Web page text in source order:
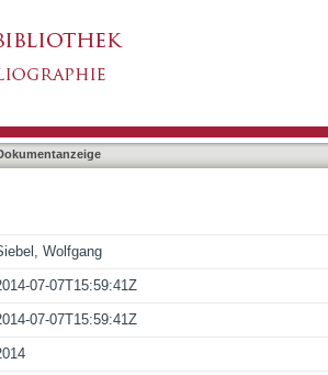
of the Bavarian Forest
Wolfgang
07-07T15:59:41Z
07-07T15:59:41Z